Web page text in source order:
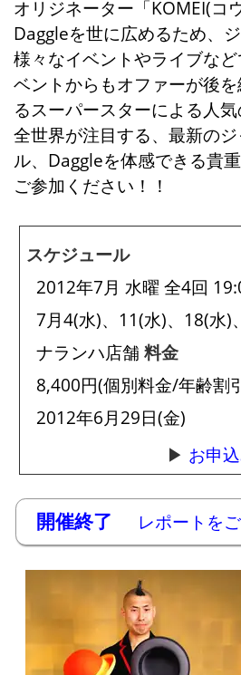
オリジネーター「KOMEI(コ
Daggleを世に広めるため、
様々なイベントやライブな
ベントからもオファーが後
るスーパースターによる人気
全世界が注目する、最新の
ル、Daggleを体感できる貴
ご参加ください！！
スケジュール
2012年7月 水曜 全4回
7月4(水)、11(水)、18(水)
ナランハ店舗 料金
8,400円(個別料金/年齢割
2012年6月29日(金)
お申
開催終了 レポートを